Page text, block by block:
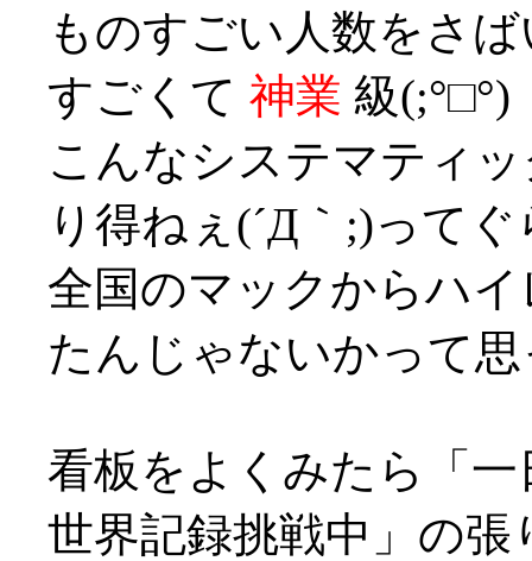
ものすごい人数をさ
すごくて 神業 級(;°□°)
こんなシステマティ
り得ねぇ(´Д｀;)って
全国のマックからハ
たんじゃないかって
看板をよくみたら「
世界記録挑戦中」の